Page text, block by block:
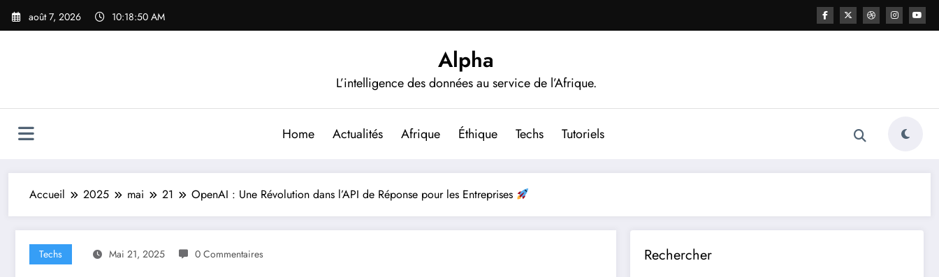
Aller
août 7, 2026 10:18:52 AM
Alpha
L’intelligence des données au service de l’Afrique.
Home Actualités Afrique Éthique Techs Tutoriels
Accueil 2025 mai 21 OpenAI : Une Révolution dans l’API de Réponse pour les Entreprises
Techs Mai 21, 2025 0 Commentaires Rechercher